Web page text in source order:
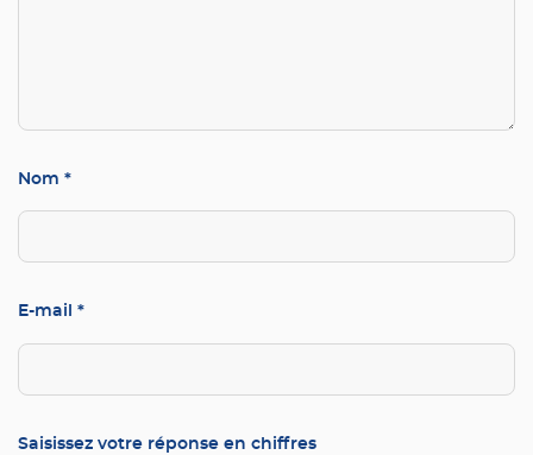
Nom *
E-mail *
Saisissez votre réponse en chiffres